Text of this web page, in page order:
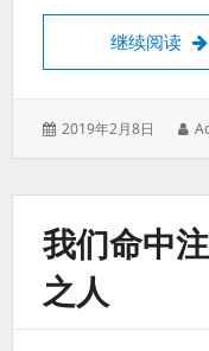
继续阅读
发
2019年2月8日
作
我们命中
之人